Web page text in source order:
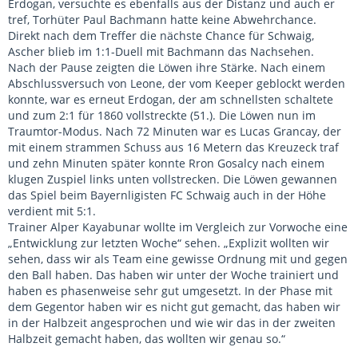
Erdogan, versuchte es ebenfalls aus der Distanz und auch er
tref, Torhüter Paul Bachmann hatte keine Abwehrchance.
Direkt nach dem Treffer die nächste Chance für Schwaig,
Ascher blieb im 1:1-Duell mit Bachmann das Nachsehen.
Nach der Pause zeigten die Löwen ihre Stärke. Nach einem
Abschlussversuch von Leone, der vom Keeper geblockt werden
konnte, war es erneut Erdogan, der am schnellsten schaltete
und zum 2:1 für 1860 vollstreckte (51.). Die Löwen nun im
Traumtor-Modus. Nach 72 Minuten war es Lucas Grancay, der
mit einem strammen Schuss aus 16 Metern das Kreuzeck traf
und zehn Minuten später konnte Rron Gosalcy nach einem
klugen Zuspiel links unten vollstrecken. Die Löwen gewannen
das Spiel beim Bayernligisten FC Schwaig auch in der Höhe
verdient mit 5:1.
Trainer Alper Kayabunar wollte im Vergleich zur Vorwoche eine
„Entwicklung zur letzten Woche“ sehen. „Explizit wollten wir
sehen, dass wir als Team eine gewisse Ordnung mit und gegen
den Ball haben. Das haben wir unter der Woche trainiert und
haben es phasenweise sehr gut umgesetzt. In der Phase mit
dem Gegentor haben wir es nicht gut gemacht, das haben wir
in der Halbzeit angesprochen und wie wir das in der zweiten
Halbzeit gemacht haben, das wollten wir genau so.“